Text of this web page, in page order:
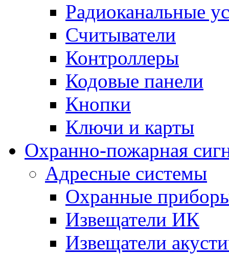
Радиоканальные
Считыватели
Контроллеры
Кодовые панели
Кнопки
Ключи и карты
Охранно-пожарная
Адресные системы
Охранные
Извещатели ИК
Извещатели